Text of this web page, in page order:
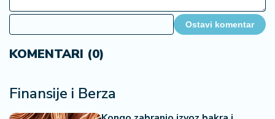
После скоро 60 сати непрекидне борбе